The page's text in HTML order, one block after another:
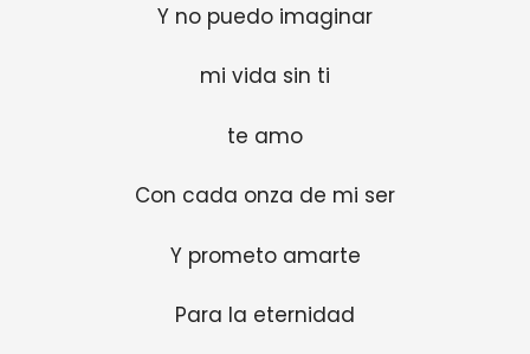
Y no puedo imaginar
mi vida sin ti
te amo
Con cada onza de mi ser
Y prometo amarte
Para la eternidad